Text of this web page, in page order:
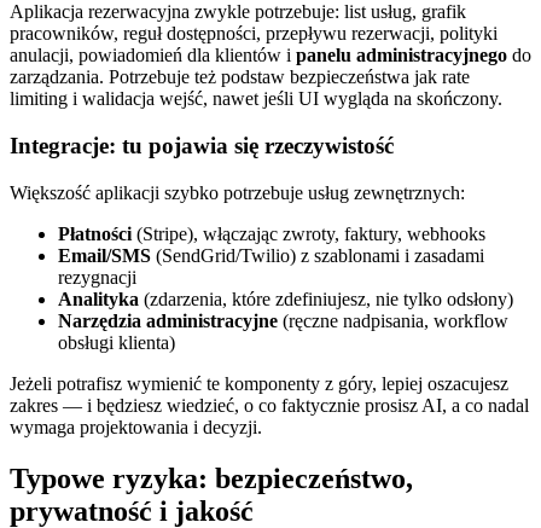
Aplikacja rezerwacyjna zwykle potrzebuje: list usług, grafik
pracowników, reguł dostępności, przepływu rezerwacji, polityki
anulacji, powiadomień dla klientów i panelu administracyjnego do
zarządzania. Potrzebuje też podstaw bezpieczeństwa jak rate
limiting i walidacja wejść, nawet jeśli UI wygląda na skończony.
Integracje: tu pojawia się rzeczywistość
Większość aplikacji szybko potrzebuje usług zewnętrznych:
Płatności (Stripe), włączając zwroty, faktury, webhooks
Email/SMS (SendGrid/Twilio) z szablonami i zasadami
rezygnacji
Analityka (zdarzenia, które zdefiniujesz, nie tylko odsłony)
Narzędzia administracyjne (ręczne nadpisania, workflow
obsługi klienta)
Jeżeli potrafisz wymienić te komponenty z góry, lepiej oszacujesz
zakres — i będziesz wiedzieć, o co faktycznie prosisz AI, a co nadal
wymaga projektowania i decyzji.
Typowe ryzyka: bezpieczeństwo,
prywatność i jakość